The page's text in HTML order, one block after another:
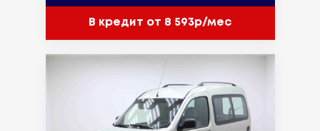
В кредит от 8 593р/мес